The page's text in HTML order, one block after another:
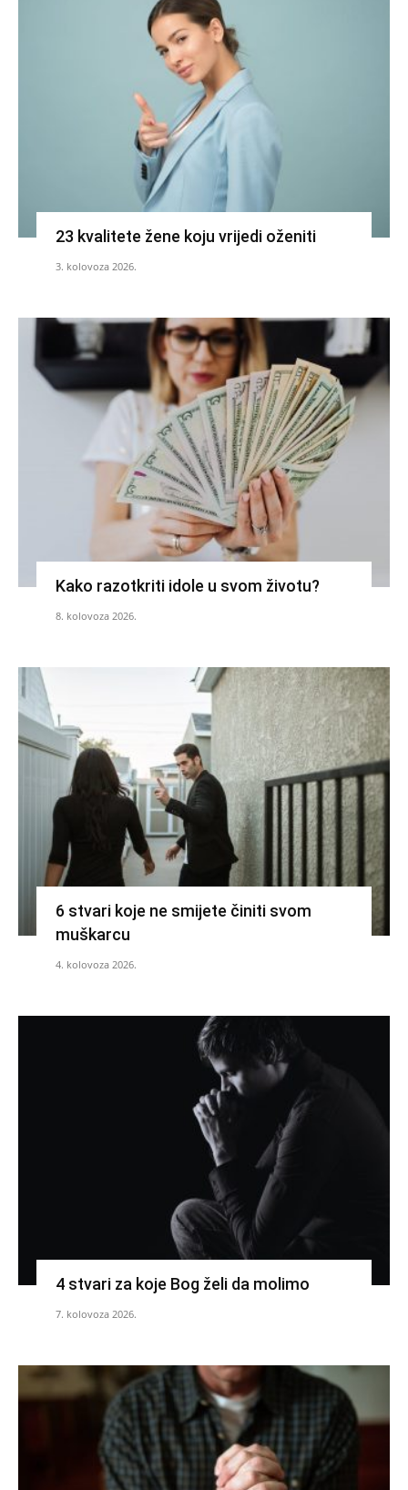
23 kvalitete žene koju vrijedi oženiti
3. kolovoza 2026.
Kako razotkriti idole u svom životu?
8. kolovoza 2026.
6 stvari koje ne smijete činiti svom
muškarcu
4. kolovoza 2026.
4 stvari za koje Bog želi da molimo
7. kolovoza 2026.